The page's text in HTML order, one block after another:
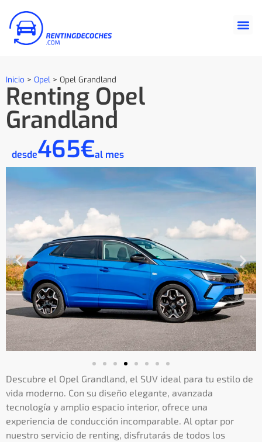
Inicio > Opel > Opel Grandland
Renting Opel
Grandland
desde465€al mes
Descubre el Opel Grandland, el SUV ideal para tu estilo de
vida moderno. Con su diseño elegante, avanzada
tecnología y amplio espacio interior, ofrece una
experiencia de conducción incomparable. Al optar por
nuestro servicio de renting, disfrutarás de todos los